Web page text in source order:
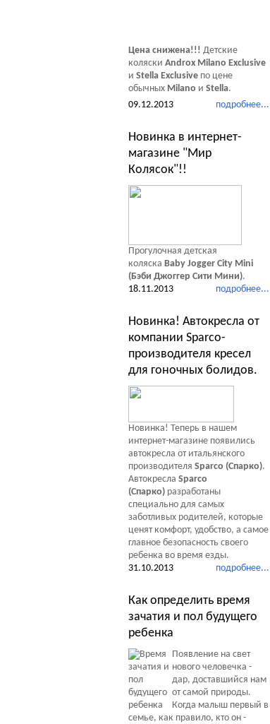
Цена снижена!!! Детские
коляски Androx Milano Exclusive
и Stella Exclusive по цене
обычных Milano и Stella.
подробнее...
09.12.2013
Новинка в интернет-
магазине "Мир
Колясок"!!
Прогулочная детская
коляска Baby Jogger City Mini
(Бэби Джоггер Сити Мини).
подробнее...
18.11.2013
Новинка! Автокресла от
компании Sparco-
производителя кресел
для гоночных болидов.
Новинка! Теперь в нашем
интернет-магазине появились
автокресла от итальянского
производителя Sparco (Спарко).
Автокресла Sparco
(Спарко) разработаны
специально для самых
заботливых родителей, которые
ценят комфорт, удобство, а самое
главное безопасность своего
ребенка во время езды.
подробнее...
31.10.2013
Как определить время
зачатия и пол будущего
ребенка
Появление на свет
нового человечка -
дар, доставшийся нам
от самой природы.
Когда малыш первый в
семье, как правило, кто он -